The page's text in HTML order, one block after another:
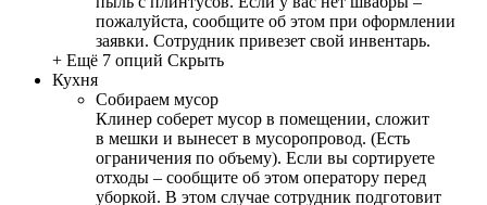
пожалуйста, сообщите об этом при оформлении
заявки. Сотрудник привезет свой инвентарь.
+ Ещё 7 опций Скрыть
Кухня
Собираем мусор
Клинер соберет мусор в помещении, сложит
в мешки и вынесет в мусоропровод. (Есть
ограничения по объему). Если вы сортируете
отходы – сообщите об этом оператору перед
уборкой. В этом случае сотрудник подготовит